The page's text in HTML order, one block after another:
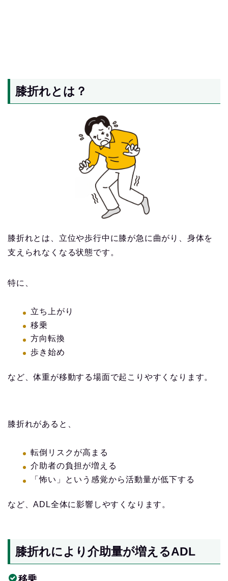
膝折れとは？
膝折れとは、立位や歩行中に膝が急に曲がり、身体を
支えられなくなる状態です。
特に、
立ち上がり
移乗
方向転換
歩き始め
など、体重が移動する場面で起こりやすくなります。
膝折れがあると、
転倒リスクが高まる
介助者の負担が増える
「怖い」という感覚から活動量が低下する
など、ADL全体に影響しやすくなります。
膝折れにより介助量が増えるADL